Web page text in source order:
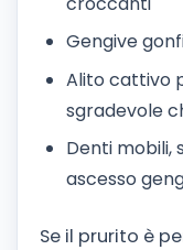
Gengive
Alito cattivo
sgradevole
Denti mobili,
ascesso
Se il prurito è